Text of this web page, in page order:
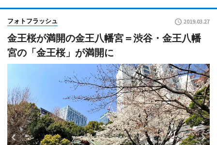
フォトフラッシュ 2019.03.27
金王桜が満開の金王八幡宮＝渋谷・金王八幡
宮の「金王桜」が満開に